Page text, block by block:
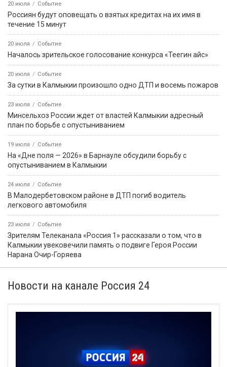
20 июля Событие
Россиян будут оповещать о взятых кредитах на их имя в
течение 15 минут
20 июля Событие
Началось зрительское голосование конкурса «Теегин айс»
20 июля Событие
За сутки в Калмыкии произошло одно ДТП и восемь пожаров
23 июля Событие
Минсельхоз России ждет от властей Калмыкии адресный
план по борьбе с опустыниванием
19 июля Событие
На «Дне поля — 2026» в Барнауле обсудили борьбу с
опустыниванием в Калмыкии
24 июля Событие
В Малодербетовском районе в ДТП погиб водитель
легкового автомобиля
23 июля Событие
Зрителям Телеканала «Россия 1» рассказали о том, что в
Калмыкии увековечили память о подвиге Героя России
Нарана Очир-Горяева
Новости на канале Россия 24